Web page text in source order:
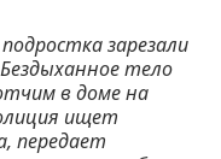
зарезали
тело
в доме на
ищет
передает